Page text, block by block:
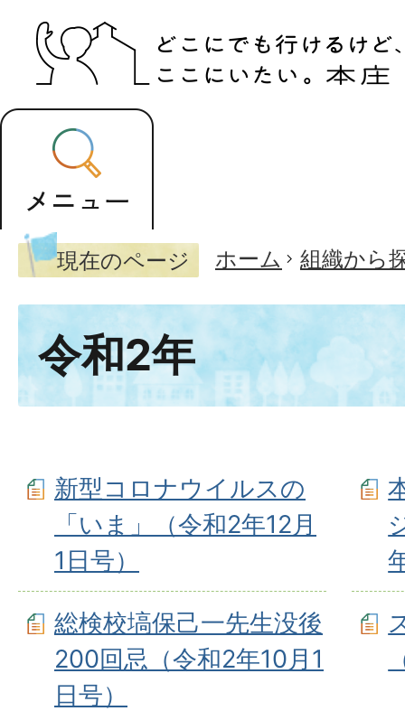
現在のページ ホーム 組織から
令和2年
新型コロナウイルスの
「いま」（令和2年12月
1日号）
総検校塙保己一先生没後
200回忌（令和2年10月1
日号）